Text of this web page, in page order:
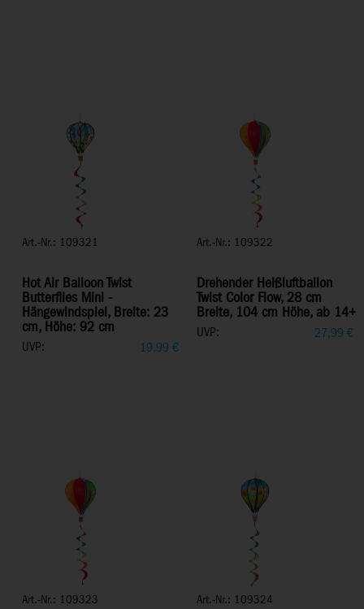
Art.-Nr.: 109321
Hot Air Balloon Twist
Butterflies Mini -
Hängewindspiel, Breite: 23
cm, Höhe: 92 cm
UVP: 19,99 €
Art.-Nr.: 109322
Drehender Heißluftballon
Twist Color Flow, 28 cm
Breite, 104 cm Höhe, ab 14+
UVP: 27,99 €
Art.-Nr.: 109323 Art.-Nr.: 109324